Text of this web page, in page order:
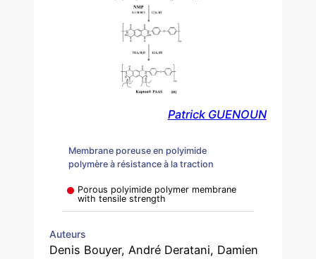
Membrane poreuse en polyimide
polymère à résistance à la traction
Porous polyimide polymer membrane
with tensile strength
Auteurs
Denis Bouyer, André Deratani, Damien
Patrick GUENOUN